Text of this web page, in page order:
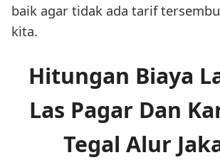
baik agar tidak ada tarif
kita.
Hitungan Biaya
Las Pagar Dan
Tegal Alur